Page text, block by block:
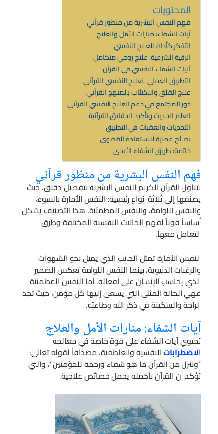
المحتويات
فهم النفس البشرية من منظور قرآني
آيات الشفاء: منارات الأمل والعلاج
التفكر كأداة للعلاج النفسي
الرقية الشرعية: علاج روحي متكامل
آليات الشفاء النفسي في القرآن
التطبيق العملي للعلاج النفسي القرآني
علاج القلق والاكتئاب بالمنهج القرآني
دور المجتمع في دعم العلاج النفسي القرآني
العلم الحديث وتأكيد الحقائق القرآنية
التحديات والعقبات في التطبيق
نصائح عملية للاستفادة القصوى
خاتمة: طريق الشفاء الأبدي
فهم النفس البشرية من منظور قرآني
يتناول القرآن الكريم النفس البشرية بتفصيل دقيق، حيث
يصنفها إلى ثلاثة أنواع رئيسية: النفس الأمارة بالسوء،
والنفس اللوامة، والنفس المطمئنة. هذا التصنيف يشكل
أساساً قوياً لفهم الحالات النفسية المختلفة وطرق
التعامل معها.
النفس الأمارة تمثل الجانب الذي يميل نحو الشهوات
والرغبات الدنيوية، بينما النفس اللوامة تعكس الضمير
الذي يحاسب الإنسان على أفعاله. أما النفس المطمئنة
فهي الحالة المثلى التي يسعى إليها كل مؤمن، حيث تجد
الراحة والسكينة في ذكر الله وطاعته.
آيات الشفاء: منارات الأمل والعلاج
تحتوي آيات الشفاء على قوة خاصة في معالجة
الاضطراباتالنفسية والعاطفية، مصداقاً لقوله تعالى:
“وننزل من القرآن ما هو شفاء ورحمة للمؤمنين”، والتي
تؤكد أن القرآن بأكمله يحمل خصائص علاجية.